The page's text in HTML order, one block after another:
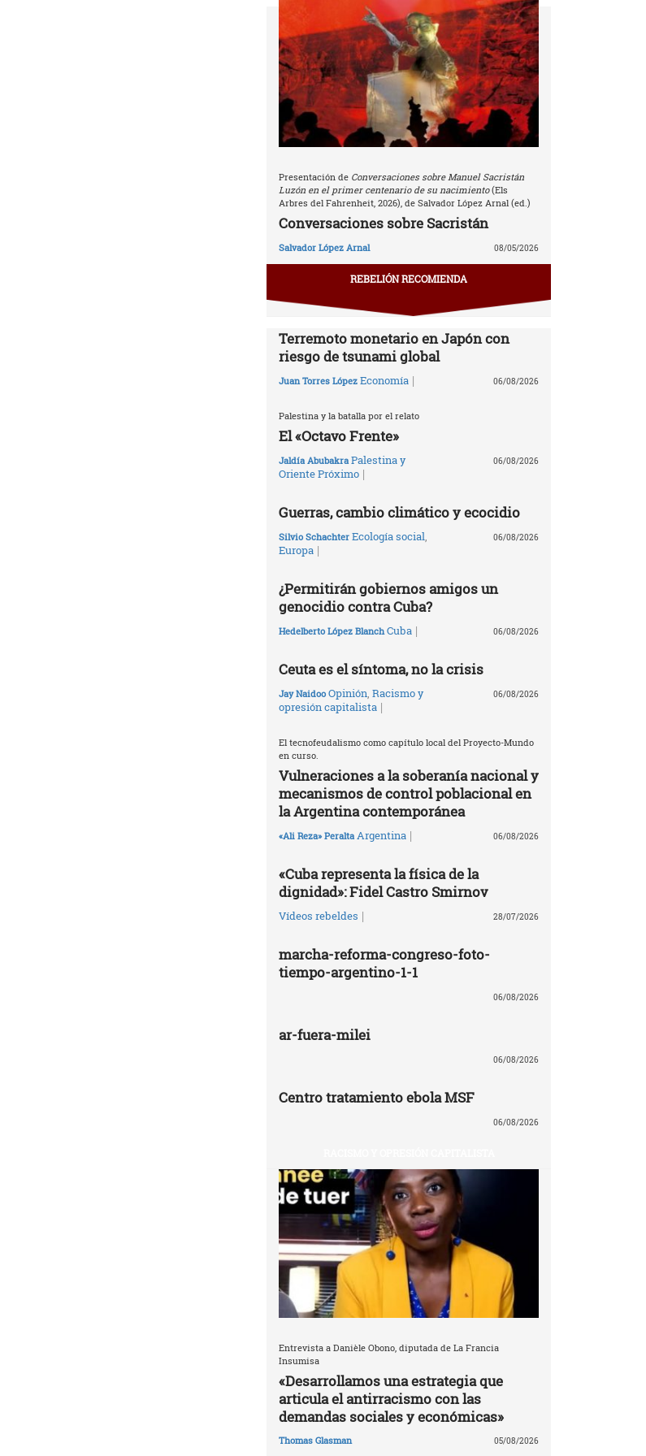
Presentación de Conversaciones sobre Manuel Sacristán
Luzón en el primer centenario de su nacimiento(Els
Arbres del Fahrenheit, 2026), de Salvador López Arnal (ed.)
Conversaciones sobre Sacristán
Salvador López Arnal 08/05/2026
REBELIÓN RECOMIENDA
Terremoto monetario en Japón con
riesgo de tsunami global
Juan Torres López Economía | 06/08/2026
Palestina y la batalla por el relato
El «Octavo Frente»
Jaldía Abubakra Palestina y
Oriente Próximo |
06/08/2026
Guerras, cambio climático y ecocidio
Silvio Schachter Ecología social
Europa |
06/08/2026
¿Permitirán gobiernos amigos un
genocidio contra Cuba?
Hedelberto López Blanch Cuba | 06/08/2026
Ceuta es el síntoma, no la crisis
Jay Naidoo Opinión Racismo y
opresión capitalista |
06/08/2026
El tecnofeudalismo como capítulo local del Proyecto-Mundo
en curso.
Vulneraciones a la soberanía nacional y
mecanismos de control poblacional en
la Argentina contemporánea
«Ali Reza» Peralta Argentina | 06/08/2026
«Cuba representa la física de la
dignidad»: Fidel Castro Smirnov
Vídeos rebeldes | 28/07/2026
marcha-reforma-congreso-foto-
tiempo-argentino-1-1
06/08/2026
ar-fuera-milei
06/08/2026
Centro tratamiento ebola MSF
06/08/2026
Entrevista a Danièle Obono, diputada de La Francia
Insumisa
«Desarrollamos una estrategia que
articula el antirracismo con las
demandas sociales y económicas»
Thomas Glasman 05/08/2026